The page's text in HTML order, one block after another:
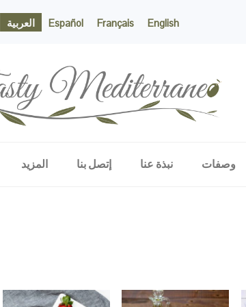
English
Français
Español العربية
وصفات نبذة عنا إتصل بنا المزيد